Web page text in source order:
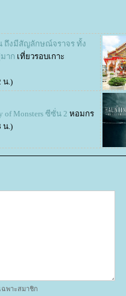
ถึงมีสัญลักษณ์จราจร ทั้ง
าก เที่ยวรอบเกาะ
น.)
of Monsters ซีซั่น 2 หอมกร
น.)
ฉพาะสมาชิก